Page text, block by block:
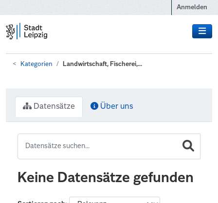
Anmelden
Kategorien Landwirtschaft, Fischerei,...
Datensätze Über uns
Keine Datensätze gefunden